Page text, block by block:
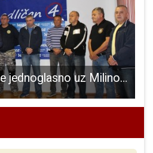
Braniteljske udruge jednoglasno uz Milinovića